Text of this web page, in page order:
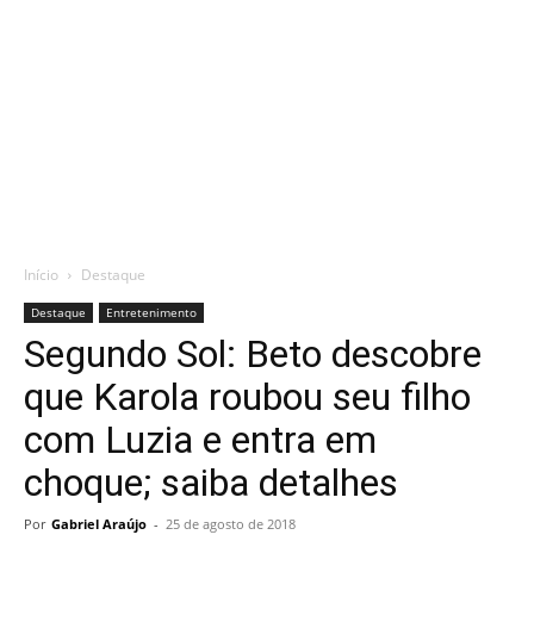
Início Destaque
Destaque Entretenimento
Segundo Sol: Beto descobre
que Karola roubou seu filho
com Luzia e entra em
choque; saiba detalhes
Por Gabriel Araújo - 25 de agosto de 2018